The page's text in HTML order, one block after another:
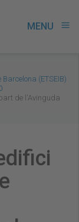
MENU menu
(ETSEIB)
de l'Avinguda